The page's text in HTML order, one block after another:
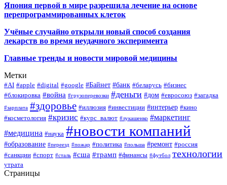
Япония первой в мире разрешила лечение на основе
перепрограммированных клеток
Учёные случайно открыли новый способ создания
лекарств во время неудачного эксперимента
Главные тренды и новости мировой медицины
Метки
#AI #apple #digital #google #Байнет #банк #беларусь #бизнес
#блокировка #война #грузоперевозки #деньги #дом #евросоюз #загадка
#зарплата #здоровье #иллюзия #инвестиции #интерьер #кино
#косметология #кризис #курс_валют #лукашенко #маркетинг
#медицина #наука #новости компаний
#образование #переезд #пожар #политика #польша #ремонт #россия
#санкции #спорт #сталь #сша #трамп #финансы #футбол технологии
утрата
Страницы